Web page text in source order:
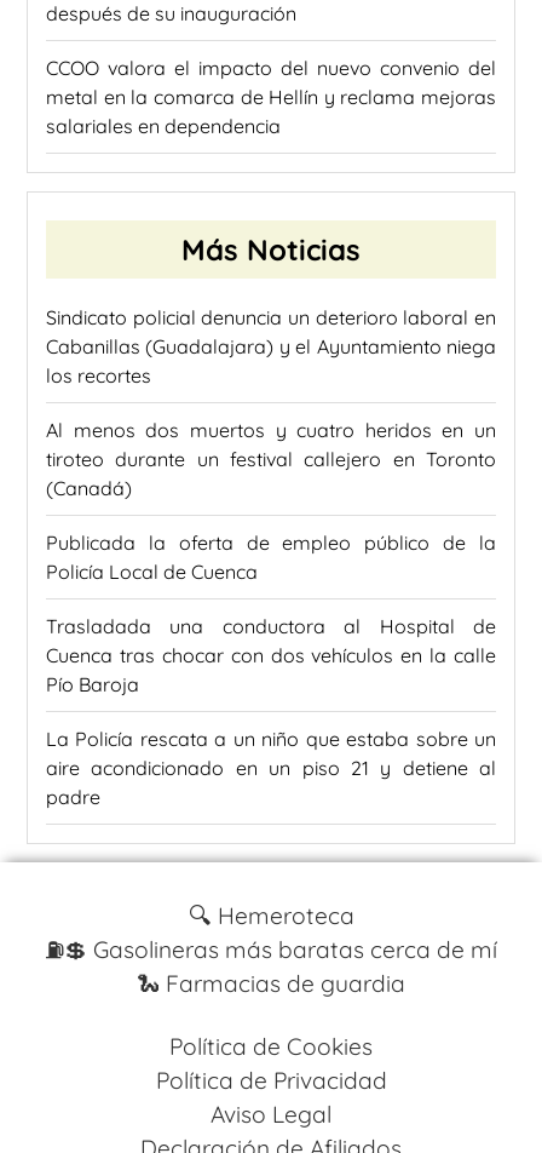
después de su inauguración
CCOO valora el impacto del nuevo convenio del
metal en la comarca de Hellín y reclama mejoras
salariales en dependencia
Más Noticias
Sindicato policial denuncia un deterioro laboral en
Cabanillas (Guadalajara) y el Ayuntamiento niega
los recortes
Al menos dos muertos y cuatro heridos en un
tiroteo durante un festival callejero en Toronto
(Canadá)
Publicada la oferta de empleo público de la
Policía Local de Cuenca
Trasladada una conductora al Hospital de
Cuenca tras chocar con dos vehículos en la calle
Pío Baroja
La Policía rescata a un niño que estaba sobre un
aire acondicionado en un piso 21 y detiene al
padre
🔍 Hemeroteca
⛽️💲 Gasolineras más baratas cerca de mí
🐍 Farmacias de guardia
Política de Cookies
Política de Privacidad
Aviso Legal